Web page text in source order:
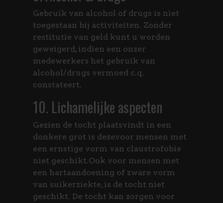
Gebruik van alcohol of drugs is niet
toegestaan bij activiteiten. Zonder
restitutie van geld kunt u worden
geweigerd, indien een onzer
medewerkers het gebruik van
alcohol/drugs vermoed c.q.
constateert.
10. Lichamelijke aspecten
Gezien de tocht plaatsvindt in een
donkere grot is dezevoor mensen met
een ernstige vorm van claustrofobie
niet geschikt.Ook voor mensen met
een hartaandoening of zware vorm
van suikerziekte, is de tocht niet
geschikt. De tocht kan zorgen voor